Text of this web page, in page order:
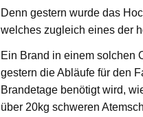
Denn gestern wurde das
welches zugleich eines der
Ein Brand in einem solchen
gestern die Abläufe für den
Brandetage benötigt wird,
über 20kg schweren